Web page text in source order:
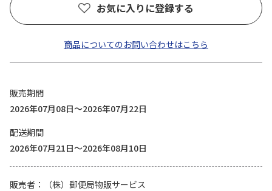
お気に入りに登録する
商品についてのお問い合わせはこちら
販売期間
2026年07月08日～2026年07月22日
配送期間
2026年07月21日～2026年08月10日
販売者
（株）郵便局物販サービス